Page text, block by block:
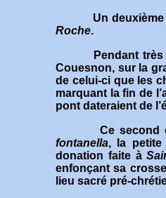
Un
Roche.
Pendant
Couesnon, sur la
de celui-ci que les
marquant la fin de
pont dateraient de
Ce second
fontanella, la petite
donation faite à
enfonçant sa
lieu sacré pré-